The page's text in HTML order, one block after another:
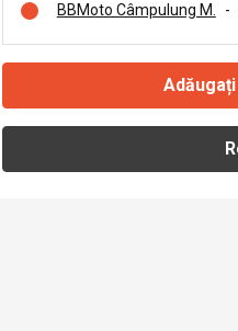
BBMoto Câmpulung M.
-